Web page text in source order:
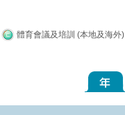
體育會議及培訓 (本地及海外)